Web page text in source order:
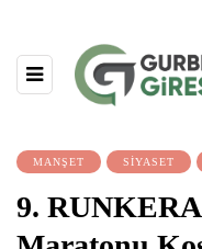
MANŞET SİYASET
9.